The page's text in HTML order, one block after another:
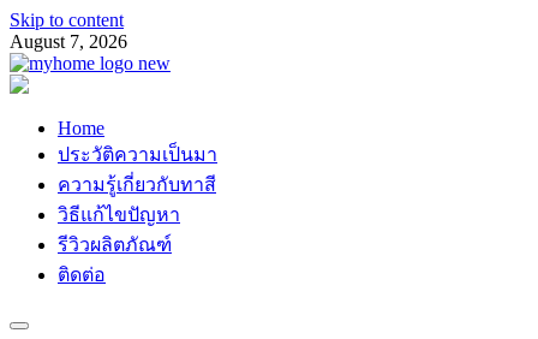
Skip to content
August 7, 2026
Home
ประวัติความเป็นมา
ความรู้เกี่ยวกับทาสี
วิธีแก้ไขปัญหา
รีวิวผลิตภัณฑ์
ติดต่อ